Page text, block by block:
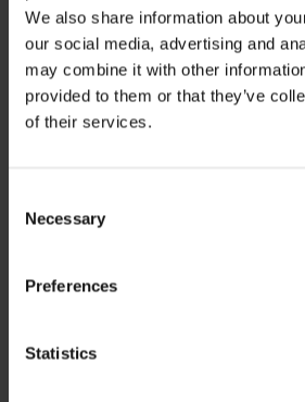
We also share information about
our social media, advertising and
may combine it with other
provided to them or that they’ve
of their services.
Selection
Necessary
Preferences
Statistics
varor)